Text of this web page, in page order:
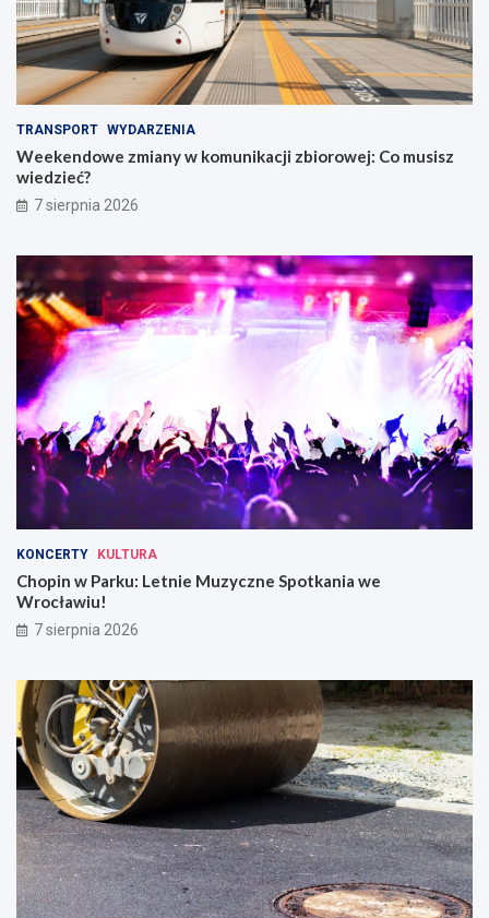
TRANSPORT WYDARZENIA
Weekendowe zmiany w komunikacji zbiorowej: Co musisz
wiedzieć?
7 sierpnia 2026
KONCERTY KULTURA
Chopin w Parku: Letnie Muzyczne Spotkania we
Wrocławiu!
7 sierpnia 2026